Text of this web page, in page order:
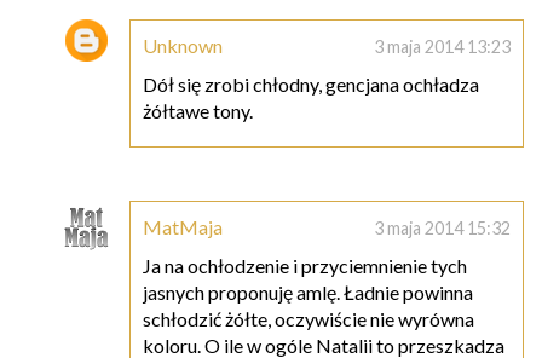
Unknown 3 maja 2014 13:23
Dół się zrobi chłodny, gencjana ochładza
żółtawe tony.
MatMaja 3 maja 2014 15:32
Ja na ochłodzenie i przyciemnienie tych
jasnych proponuję amlę. Ładnie powinna
schłodzić żółte, oczywiście nie wyrówna
koloru. O ile w ogóle Natalii to przeszkadza